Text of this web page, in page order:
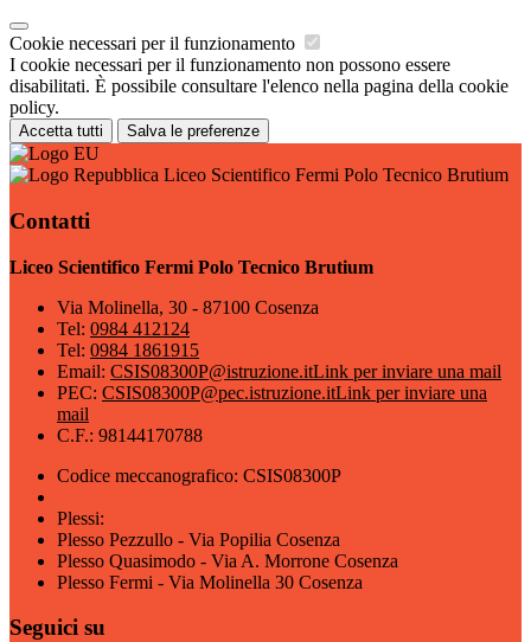
Cookie necessari per il funzionamento
I cookie necessari per il funzionamento non possono essere
disabilitati. È possibile consultare l'elenco nella pagina della cookie
policy.
Accetta tutti Salva le preferenze
Liceo Scientifico Fermi Polo Tecnico Brutium
Contatti
Liceo Scientifico Fermi Polo Tecnico Brutium
Via Molinella, 30 - 87100 Cosenza
Tel: 0984 412124
Tel: 0984 1861915
Email: CSIS08300P@istruzione.itLink per inviare una mail
PEC: CSIS08300P@pec.istruzione.itLink per inviare una
mail
C.F.: 98144170788
Codice meccanografico: CSIS08300P
Plessi:
Plesso Pezzullo - Via Popilia Cosenza
Plesso Quasimodo - Via A. Morrone Cosenza
Plesso Fermi - Via Molinella 30 Cosenza
Seguici su